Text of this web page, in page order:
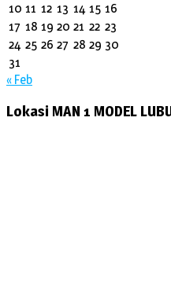
10 11 12 13 14 15 16
17 18 19 20 21 22 23
24 25 26 27 28 29 30
31
« Feb
Lokasi MAN 1 MODEL